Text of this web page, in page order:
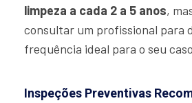
limpeza a cada 2 a 5 anos,
consultar um profissional para
frequência ideal para o seu
Inspeções Preventivas